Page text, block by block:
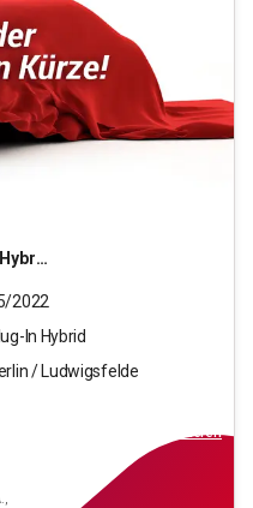
2022
In Hybrid
/ Ludwigsfelde
finanzieren